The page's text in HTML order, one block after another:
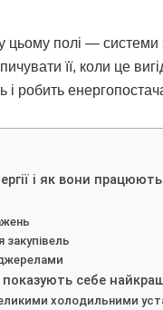
цьому полі —
її, коли це
і робить
і як вони
закупівель
показують себе
холодильними